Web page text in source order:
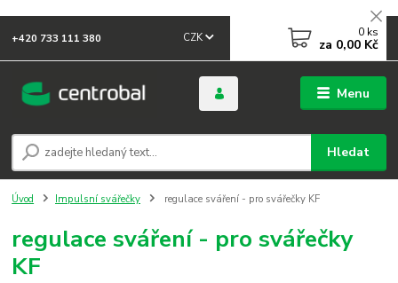
Menu
CZK
Hledat
+420 733 111 380 0 ks
za 0,00 Kč
Úvod Impulsní svářečky regulace sváření - pro svářečky KF
regulace sváření - pro svářečky
KF